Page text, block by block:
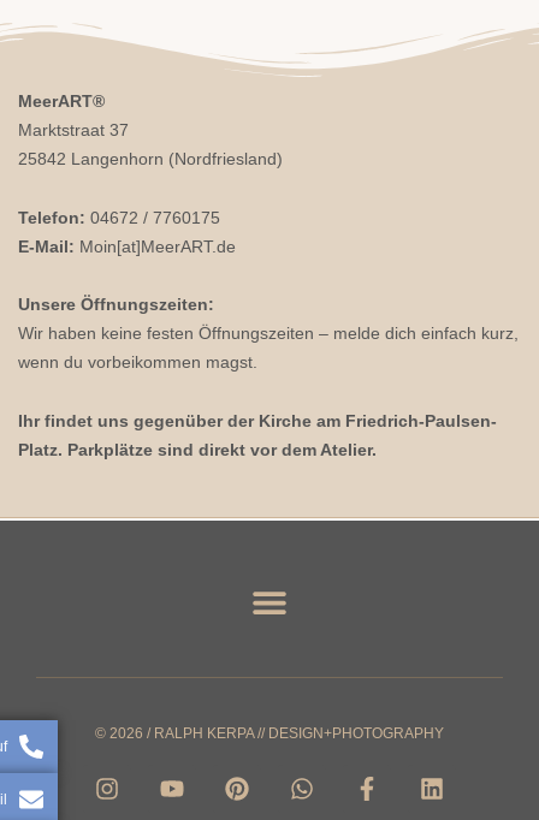
MeerART®
Marktstraat 37
25842 Langenhorn (Nordfriesland)
Telefon: 04672 / 7760175
E-Mail: Moin[at]MeerART.de
Unsere Öffnungszeiten:
Wir haben keine festen Öffnungszeiten – melde dich einfach kurz,
wenn du vorbeikommen magst.
Ihr findet uns gegenüber der Kirche am Friedrich-Paulsen-
Platz. Parkplätze sind direkt vor dem Atelier.
© 2026 / RALPH KERPA // DESIGN+PHOTOGRAPHY
I
n
Y
o
P
i
W
h
F
a
L
i